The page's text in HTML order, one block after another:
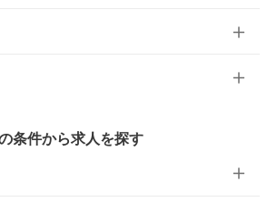
条件から求人を探す